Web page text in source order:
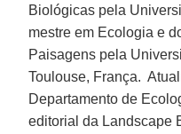
Biológicas pela
mestre em Ecologia e
Paisagens pela
Toulouse, França.
Departamento de
editorial da Landscape